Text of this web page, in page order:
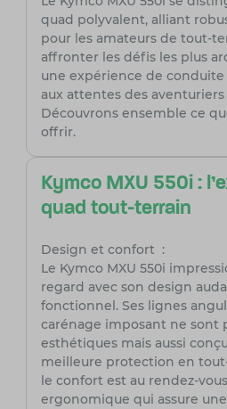
quad polyvalent, alliant
pour les amateurs de tout-
affronter les défis les plus
une expérience de
aux attentes des
Découvrons ensemble ce
offrir.
Kymco MXU 550i :
quad tout-terrain
Design et confort :
Le Kymco MXU 550i
regard avec son design
fonctionnel. Ses lignes
carénage imposant ne sont
esthétiques mais aussi
meilleure protection en
le confort est au rendez-
ergonomique qui assure